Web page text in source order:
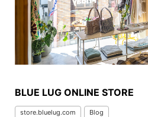
BLUE LUG ONLINE STORE
store.bluelug.com Blog